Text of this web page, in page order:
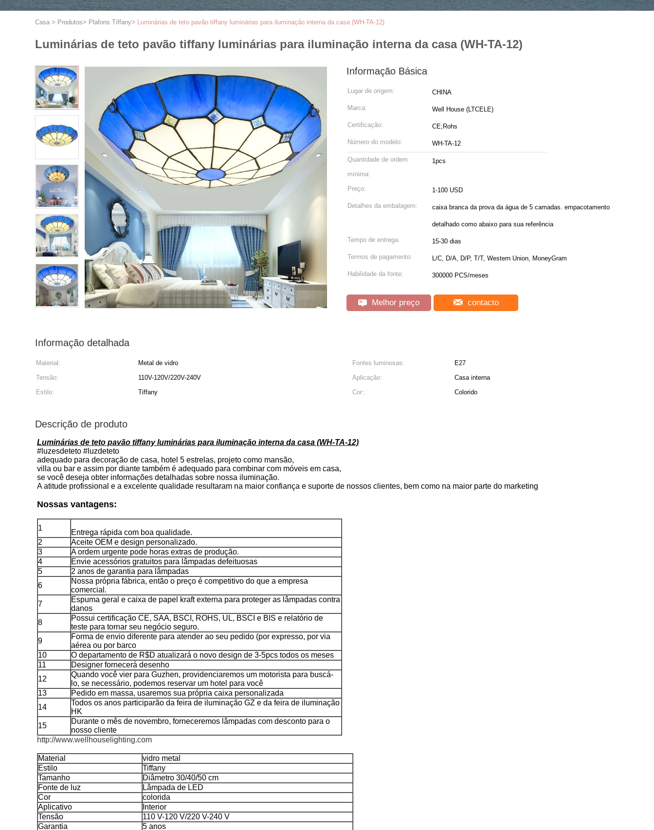
Casa > Produtos> Plafons Tiffany> Luminárias de teto pavão tiffany luminárias para iluminação interna da casa (WH-TA-12)
Luminárias de teto pavão tiffany luminárias para iluminação interna da casa (WH-TA-12)
Informação Básica
Lugar de origem: CHINA
Marca: Well House (LTCELE)
Certificação: CE;Rohs
Número do modelo: WH-TA-12
Quantidade de ordem
mínima:
1pcs
Preço: 1-100 USD
Detalhes da embalagem: caixa branca da prova da água de 5 camadas. empacotamento
detalhado como abaixo para sua referência
Tempo de entrega: 15-30 dias
Termos de pagamento: L/C, D/A, D/P, T/T, Western Union, MoneyGram
Habilidade da fonte: 300000 PCS/meses
Melhor preço contacto
Informação detalhada
Material: Metal de vidro Fontes luminosas:
E27
Tensão:
110V-120V/220V-240V Aplicação:
Casa interna
Estilo:
Tiffany Cor:: Colorido
Descrição de produto
Luminárias de teto pavão tiffany luminárias para iluminação interna da casa (WH-TA-12)
#luzesdeteto #luzdeteto
adequado para decoração de casa, hotel 5 estrelas, projeto como mansão,
villa ou bar e assim por diante também é adequado para combinar com móveis em casa,
se você deseja obter informações detalhadas sobre nossa iluminação.
A atitude profissional e a excelente qualidade resultaram na maior confiança e suporte de nossos clientes, bem como na maior parte do marketing
Nossas vantagens:
1
Entrega rápida com boa qualidade.
2
Aceite OEM e design personalizado.
3
A ordem urgente pode horas extras de produção.
4
Envie acessórios gratuitos para lâmpadas defeituosas
5
2 anos de garantia para lâmpadas
6
Nossa própria fábrica, então o preço é competitivo do que a empresa
comercial.
7
Espuma geral e caixa de papel kraft externa para proteger as lâmpadas contra
danos
8
Possui certificação CE, SAA, BSCI, ROHS, UL, BSCI e BIS e relatório de
teste para tornar seu negócio seguro.
9
Forma de envio diferente para atender ao seu pedido (por expresso, por via
aérea ou por barco
10
O departamento de R$D atualizará o novo design de 3-5pcs todos os meses
11
Designer fornecerá desenho
12
Quando você vier para Guzhen, providenciaremos um motorista para buscá-
lo, se necessário, podemos reservar um hotel para você
13
Pedido em massa, usaremos sua própria caixa personalizada
14
Todos os anos participarão da feira de iluminação GZ e da feira de iluminação
HK
15
Durante o mês de novembro, forneceremos lâmpadas com desconto para o
nosso cliente
http://www.wellhouselighting.com
Material
vidro metal
Estilo
Tiffany
Tamanho
Diâmetro 30/40/50 cm
Fonte de luz
Lâmpada de LED
Cor
colorida
Aplicativo
Interior
Tensão
110 V-120 V/220 V-240 V
Garantia
5 anos